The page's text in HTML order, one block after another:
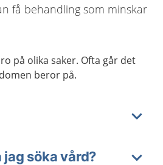
få behandling som minskar
på olika saker. Ofta går det
beror på.
jag söka vård?